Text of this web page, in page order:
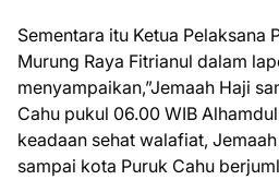
Sementara itu Ketua Pelaksana
Murung Raya Fitrianul dalam
menyampaikan,”Jemaah Haji
Cahu pukul 06.00 WIB
keadaan sehat walafiat,
sampai kota Puruk Cahu